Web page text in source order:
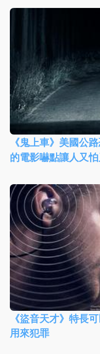
《鬼上車》美國公
的電影嚇點讓人又
《盜音天才》特長
用來犯罪